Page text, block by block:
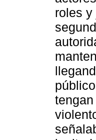
roles